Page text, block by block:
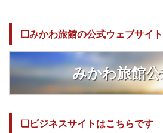
❏みかわ旅館の公式ウェブサイト
みかわ旅館
❏ビジネスサイトはこちらです